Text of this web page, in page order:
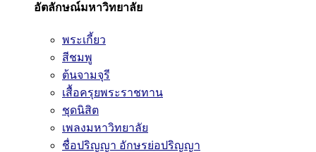
อัตลักษณ์มหาวิทยาลัย
พระเกี้ยว
สีชมพู
ต้นจามจุรี
เสื้อครุยพระราชทาน
ชุดนิสิต
เพลงมหาวิทยาลัย
ชื่อปริญญา อักษรย่อปริญญา